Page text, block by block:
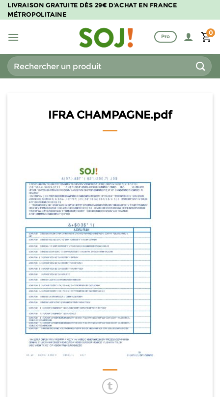
Passer
au
LIVRAISON GRATUITE DÈS 29€ D'ACHAT EN FRANCE
MÉTROPOLITAINE
Pro
0
Recherche
pour :
IFRA CHAMPAGNE.pdf